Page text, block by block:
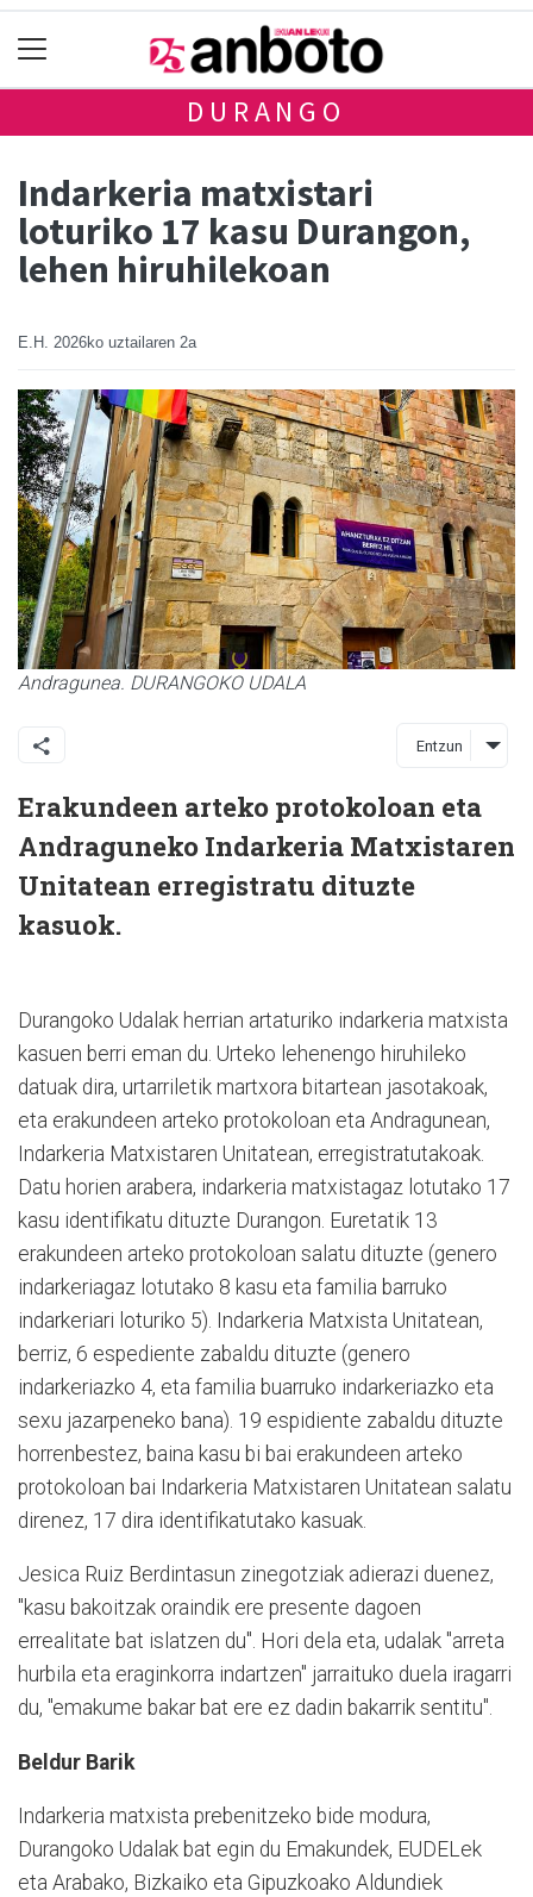
DURANGO
Indarkeria matxistari
loturiko 17 kasu Durangon,
lehen hiruhilekoan
E.H. 2026ko uztailaren 2a
Andragunea. DURANGOKO UDALA
Entzun
Erakundeen arteko protokoloan eta
Andraguneko Indarkeria Matxistaren
Unitatean erregistratu dituzte
kasuok.
Durangoko Udalak herrian artaturiko indarkeria matxista
kasuen berri eman du. Urteko lehenengo hiruhileko
datuak dira, urtarriletik martxora bitartean jasotakoak,
eta erakundeen arteko protokoloan eta Andragunean,
Indarkeria Matxistaren Unitatean, erregistratutakoak.
Datu horien arabera, indarkeria matxistagaz lotutako 17
kasu identifikatu dituzte Durangon. Euretatik 13
erakundeen arteko protokoloan salatu dituzte (genero
indarkeriagaz lotutako 8 kasu eta familia barruko
indarkeriari loturiko 5). Indarkeria Matxista Unitatean,
berriz, 6 espediente zabaldu dituzte (genero
indarkeriazko 4, eta familia buarruko indarkeriazko eta
sexu jazarpeneko bana). 19 espidiente zabaldu dituzte
horrenbestez, baina kasu bi bai erakundeen arteko
protokoloan bai Indarkeria Matxistaren Unitatean salatu
direnez, 17 dira identifikatutako kasuak.
Jesica Ruiz Berdintasun zinegotziak adierazi duenez,
"kasu bakoitzak oraindik ere presente dagoen
errealitate bat islatzen du". Hori dela eta, udalak "arreta
hurbila eta eraginkorra indartzen" jarraituko duela iragarri
du, "emakume bakar bat ere ez dadin bakarrik sentitu".
Beldur Barik
Indarkeria matxista prebenitzeko bide modura,
Durangoko Udalak bat egin du Emakundek, EUDELek
eta Arabako, Bizkaiko eta Gipuzkoako Aldundiek